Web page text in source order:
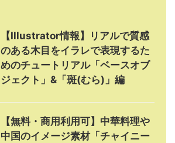
【Illustrator情報】リアルで質感
のある木目をイラレで表現するた
めのチュートリアル「ベースオブ
ジェクト」&「斑(むら)」編
【無料・商用利用可】中華料理や
中国のイメージ素材「チャイニー